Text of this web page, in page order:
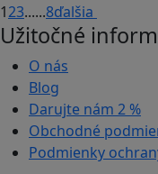
123......8ďalšia
Užitočné
O nás
Blog
Darujte nám 2 %
Obchodné
Podmienky